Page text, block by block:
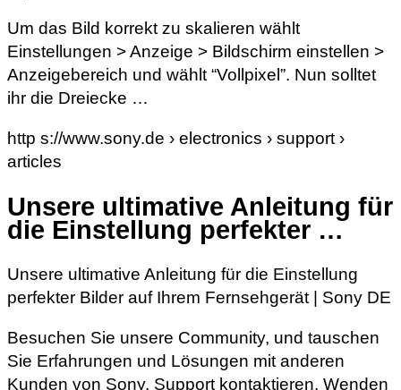
Um das Bild korrekt zu skalieren wählt
Einstellungen > Anzeige > Bildschirm einstellen >
Anzeigebereich und wählt “Vollpixel”. Nun solltet
ihr die Dreiecke …
http s://www.sony.de › electronics › support ›
articles
Unsere ultimative Anleitung für
die Einstellung perfekter …
Unsere ultimative Anleitung für die Einstellung
perfekter Bilder auf Ihrem Fernsehgerät | Sony DE
Besuchen Sie unsere Community, und tauschen
Sie Erfahrungen und Lösungen mit anderen
Kunden von Sony. Support kontaktieren. Wenden